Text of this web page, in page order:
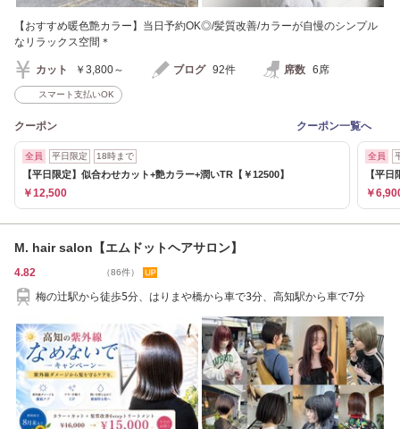
【おすすめ暖色艶カラー】当日予約OK◎/髪質改善/カラーが自慢のシンプル
なリラックス空間＊
カット ￥3,800～ ブログ 92件 席数 6席
スマート支払いOK
クーポン クーポン一覧へ
全員 平日限定 18時まで
【平日限定】似合わせカット+艶カラー+潤いTR【￥12500】
￥12,500
全員
【平
￥
M. hair salon【エムドットヘアサロン】
4.82 （86件）
梅の辻駅から徒歩5分、はりまや橋から車で3分、高知駅から車で7分